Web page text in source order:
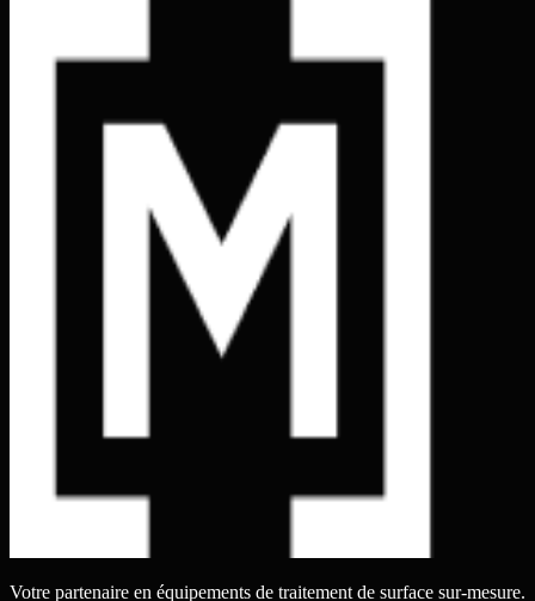
Votre partenaire en équipements de traitement de surface sur-mesure.